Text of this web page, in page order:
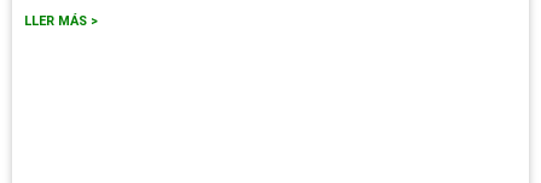
LLER MÁS >